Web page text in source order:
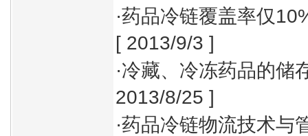
·药品冷链覆盖率仅
[ 2013/9/3 ]
·冷藏、冷冻药品的储
2013/8/25 ]
·药品冷链物流技术与